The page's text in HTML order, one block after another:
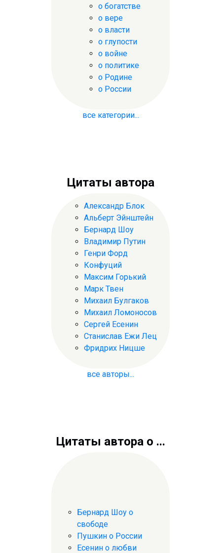
о богатстве
о вере
о власти
о глупости
о войне
о политике
о Родине
о России
все категории...
Цитаты автора
Александр Блок
Альберт Эйнштейн
Бернард Шоу
Владимир Путин
Генри Форд
Конфуций
Максим Горький
Марк Твен
Михаил Булгаков
Михаил Ломоносов
Сергей Есенин
Станислав Ежи Лец
Фридрих Ницше
все авторы...
Цитаты автора о ...
Бернард Шоу о
свободе
Пушкин о России
Есенин о любви